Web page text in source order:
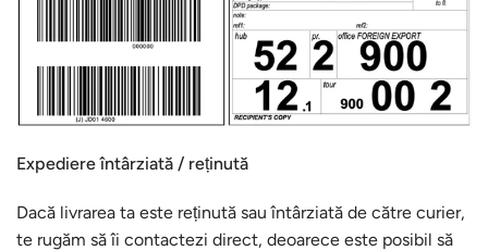
Expediere întârziată / reținută
Dacă livrarea ta este reținută sau întârziată de către curier,
te rugăm să îi contactezi direct, deoarece este posibil să